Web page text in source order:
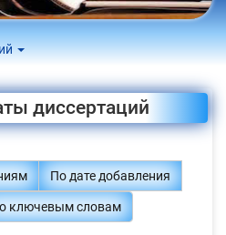
диссертаций
По дате добавления
ключевым словам